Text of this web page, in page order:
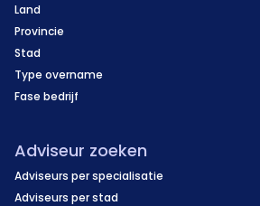
Land
Provincie
Stad
Type overname
Fase bedrijf
Adviseur zoeken
Adviseurs per specialisatie
Adviseurs per stad